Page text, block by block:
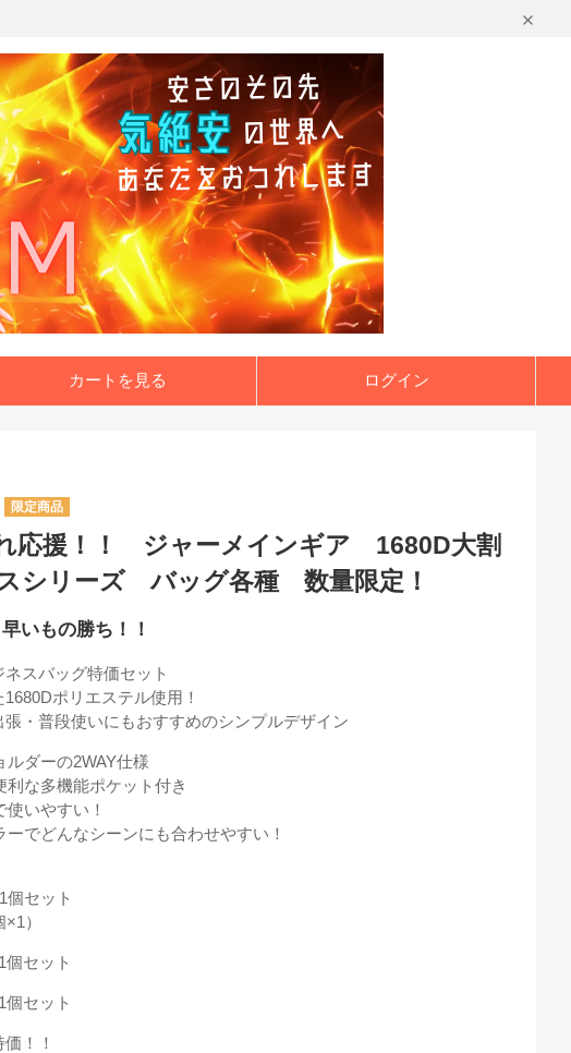
カートを見る ログイン
応援！！ ジャーメインギア 1680D大割
シリーズ バッグ各種 数量限定！
いもの勝ち！！
スバッグ特価セット
ポリエステル使用！
・普段使いにもおすすめのシンプルデザイン
ダーの2WAY仕様
な多機能ポケット付き
いやすい！
でどんなシーンにも合わせやすい！
セット
）
セット
セット
！！